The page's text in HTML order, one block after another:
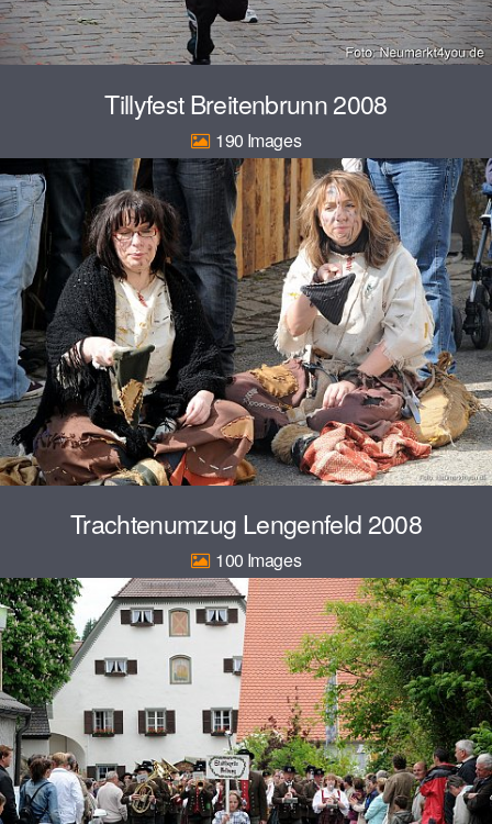
Tillyfest Breitenbrunn 2008
190
Trachtenumzug Lengenfeld 2008
100
© 2026www.galerie-neumarkt.de